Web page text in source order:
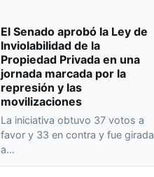
El Senado aprobó la Ley de
Inviolabilidad de la
Propiedad Privada en una
jornada marcada por la
represión y las
movilizaciones
La iniciativa obtuvo 37 votos a
favor y 33 en contra y fue girada
a…